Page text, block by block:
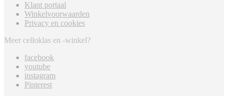
Klant portaal
Winkelvoorwaarden
Privacy en cookies
Meer celloklas en -winkel?
facebook
youtube
instagram
Pinterest